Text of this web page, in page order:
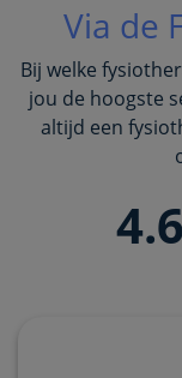
Via de
Bij welke
jou de hoogste
altijd een
4.6